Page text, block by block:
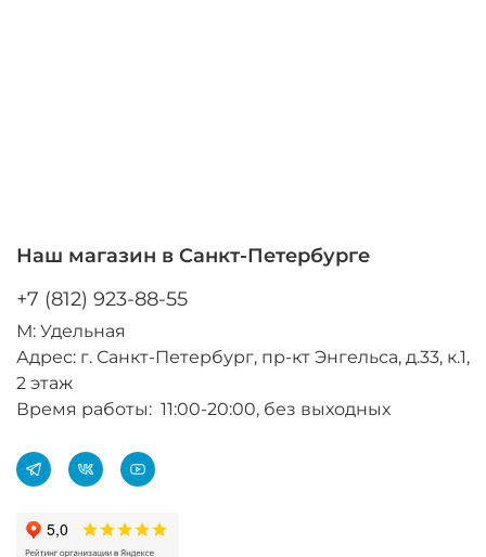
Наш магазин в Санкт-Петербурге
+7 (812) 923-88-55
М: Удельная
Адрес: г. Санкт-Петербург, пр-кт Энгельса, д.33, к.1,
2 этаж
Время работы: 11:00-20:00, без выходных